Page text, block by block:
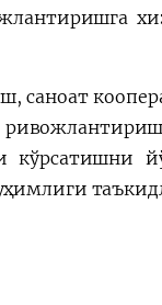
саноат
кўрсатишни